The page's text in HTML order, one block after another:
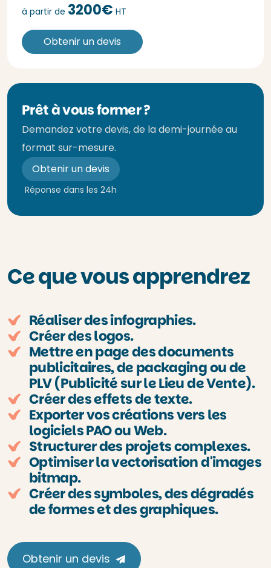
à partir de 3200€ HT
Obtenir un devis
Prêt à vous former ?
Demandez votre devis, de la demi-journée au
format sur-mesure.
Obtenir un devis
Réponse dans les 24h
Ce que vous apprendrez
Réaliser des infographies.
Créer des logos.
Mettre en page des documents
publicitaires, de packaging ou de
PLV (Publicité sur le Lieu de Vente).
Créer des effets de texte.
Exporter vos créations vers les
logiciels PAO ou Web.
Structurer des projets complexes.
Optimiser la vectorisation d'images
bitmap.
Créer des symboles, des dégradés
de formes et des graphiques.
Obtenir un devis